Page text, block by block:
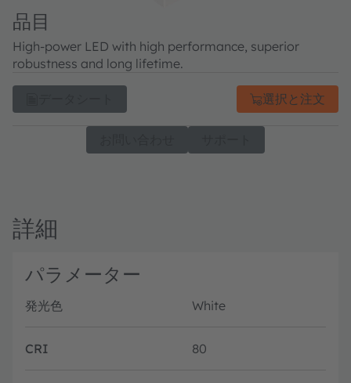
品目
High-power LED with high performance, superior
robustness and long lifetime.
選択と注文
詳細
パラメーター
発光色 White
CRI 80